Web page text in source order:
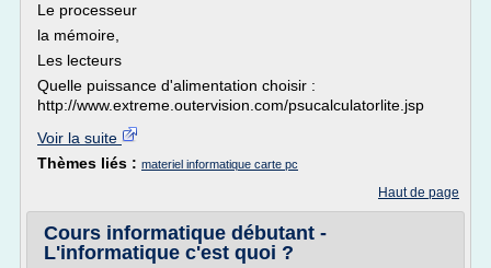
Le processeur
la mémoire,
Les lecteurs
Quelle puissance d'alimentation choisir :
http://www.extreme.outervision.com/psucalculatorlite.jsp
Voir la suite
Thèmes liés : materiel informatique carte pc
Haut de page
Cours informatique débutant -
L'informatique c'est quoi ?